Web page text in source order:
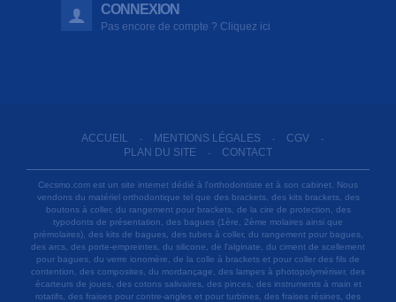
CONNEXION
Pas encore de compte ? Cliquez ici
ACCUEIL - MENTIONS LÉGALES - CGV -
PLAN DU SITE - CONTACT
Cecsmo.com est un site internet dédié à l'orthodontiste et à son cabinet. Nous
vendons du matériel orthodontique tel que des brackets, des kits brackets, des
boutons à coller, du rangement pour brackets, de la cire de protection, des
typodonts de présentation, des bagues (1ère, 2ème molaires ainsi que
prémolaires), des kits de bagues, des tubes à coller, du rangement pour bagues,
des arcs, des porte-empreintes, du silicone, de l'alginate, du ciment de scellement
pour bagues, du verre ionomère, de la colle à brackets et pour coller des fils de
contention, des composites, du mordançage, des lampes à photopolymériser, des
écarteurs de joues, des cotons salivaires, des pinces, des instruments à main et
rotatifs, des fraises pour contre-angles et pour turbines, des fraises résines, des